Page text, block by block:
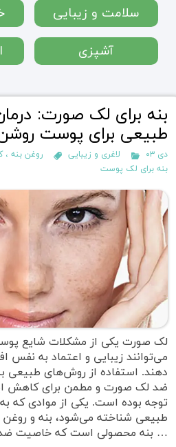
سلامت و زیبایی
آشپزی
بنه برای لک صورت:
طبیعی برای پوست
۱۷ دی ۰۳ لاغری و زیبایی روغن بنه ،
بنه برای لک پوست
می‌توانند زیبایی و اعتماد به نفس
دهند. استفاده از روش‌های طبیعی
ضد لک صورت و مطمن برای کاهش
توجه بوده است. یکی از موادی که
طبیعی شناخته می‌شود، بنه و
بنه محصولی است که خاصیت ضد لک …